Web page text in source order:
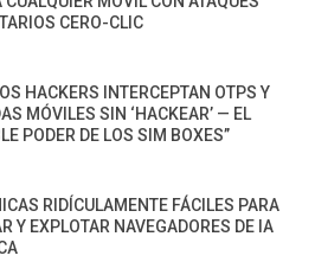
CERO-CLIC
HACKERS INTERCEPTAN OTPS Y
MÓVILES SIN ‘HACKEAR’ — EL
PODER DE LOS SIM BOXES”
RIDÍCULAMENTE FÁCILES PARA
Y EXPLOTAR NAVEGADORES DE IA